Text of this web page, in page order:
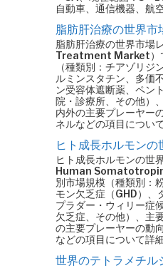
自動車、通信機器、航
脂肪肝治療の世界
脂肪肝治療の世界市
Treatment Market）
（種類別：チアゾリジ
ルミンスタチン、多価
ン受容体遮断薬、ペン
院・診療所、その他）
内外の主要プレーヤー
ネルなどの項目につい
ヒト成長ホルモン
ヒト成長ホルモンの世
Human Somatotropin
別市場規模（種類別：
モン欠乏症（GHD）、
プラダー・ウィリー症
欠乏症、その他）、主
の主要プレーヤーの動
などの項目について詳
世界のテトラメチ